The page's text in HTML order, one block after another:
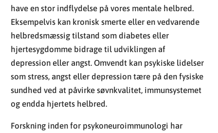
have en stor indflydelse på vores mentale helbred.
Eksempelvis kan kronisk smerte eller en vedvarende
helbredsmæssig tilstand som diabetes eller
hjertesygdomme bidrage til udviklingen af
depression eller angst. Omvendt kan psykiske lidelser
som stress, angst eller depression tære på den fysiske
sundhed ved at påvirke søvnkvalitet, immunsystemet
og endda hjertets helbred.
Forskning inden for psykoneuroimmunologi har